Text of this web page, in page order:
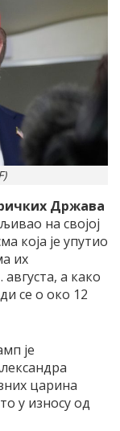
Држава
на својој
која је упутио
их
а како
се о око 12
је
царина
у износу од